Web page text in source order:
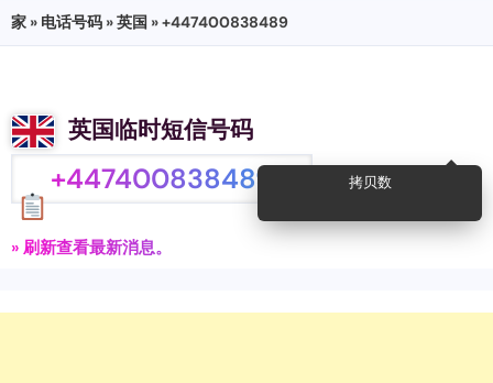
家 » 电话号码 »英国 » +447400838489
英国临时短信号码
+447400838489 拷贝数
» 刷新查看最新消息。